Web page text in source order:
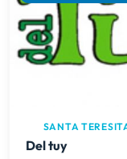
SANTA
Del tuy